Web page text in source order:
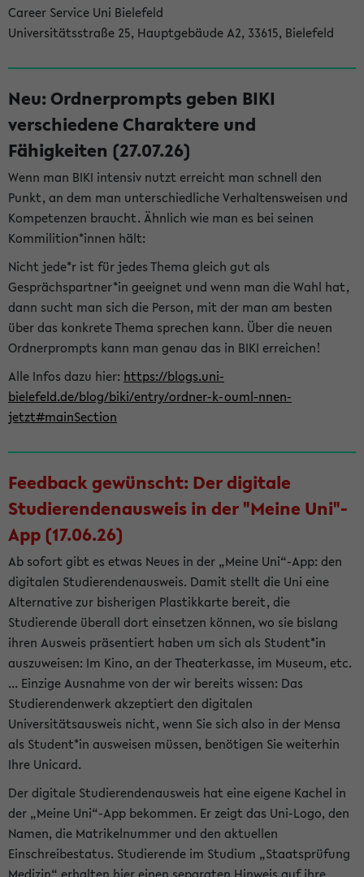
Career Service Uni Bielefeld
Universitätsstraße 25, Hauptgebäude A2, 33615, Bielefeld
Neu: Ordnerprompts geben BIKI
verschiedene Charaktere und
Fähigkeiten (27.07.26)
Wenn man BIKI intensiv nutzt erreicht man schnell den
Punkt, an dem man unterschiedliche Verhaltensweisen und
Kompetenzen braucht. Ähnlich wie man es bei seinen
Kommilition*innen hält:
Nicht jede*r ist für jedes Thema gleich gut als
Gesprächspartner*in geeignet und wenn man die Wahl hat,
dann sucht man sich die Person, mit der man am besten
über das konkrete Thema sprechen kann. Über die neuen
Ordnerprompts kann man genau das in BIKI erreichen!
Alle Infos dazu hier: https://blogs.uni-
bielefeld.de/blog/biki/entry/ordner-k-ouml-nnen-
jetzt#mainSection
Feedback gewünscht: Der digitale
Studierendenausweis in der "Meine Uni"-
App (17.06.26)
Ab sofort gibt es etwas Neues in der „Meine Uni“-App: den
digitalen Studierendenausweis. Damit stellt die Uni eine
Alternative zur bisherigen Plastikkarte bereit, die
Studierende überall dort einsetzen können, wo sie bislang
ihren Ausweis präsentiert haben um sich als Student*in
auszuweisen: Im Kino, an der Theaterkasse, im Museum, etc.
... Einzige Ausnahme von der wir bereits wissen: Das
Studierendenwerk akzeptiert den digitalen
Universitätsausweis nicht, wenn Sie sich also in der Mensa
als Student*in ausweisen müssen, benötigen Sie weiterhin
Ihre Unicard.
Der digitale Studierendenausweis hat eine eigene Kachel in
der „Meine Uni“-App bekommen. Er zeigt das Uni-Logo, den
Namen, die Matrikelnummer und den aktuellen
Einschreibestatus. Studierende im Studium „Staatsprüfung